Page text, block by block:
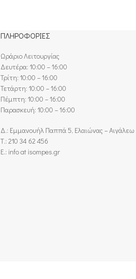
ΠΛΗΡΟΦΟΡΙΕΣ
Ωράριο Λειτουργίας
Δευτέρα: 10:00 – 16:00
Τρίτη: 10:00 – 16:00
Τετάρτη: 10:00 – 16:00
Πέμπτη: 10:00 – 16:00
Παρασκευή: 10:00 – 16:00
Δ.: Εμμανουήλ Παππά 5, Ελαιώνας – Αιγάλεω
Τ.: 210 34 62 456
E.: info at isompes.gr